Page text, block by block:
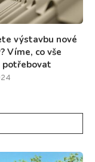
výstavbu nové
Víme, co vše
potřebovat